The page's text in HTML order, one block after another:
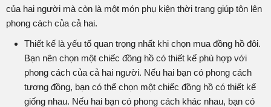
của hai người mà còn là một món phụ kiện thời trang giúp tôn lên
phong cách của cả hai.
Thiết kế là yếu tố quan trọng nhất khi chọn mua đồng hồ đôi.
Bạn nên chọn một chiếc đồng hồ có thiết kế phù hợp với
phong cách của cả hai người. Nếu hai bạn có phong cách
tương đồng, bạn có thể chọn một chiếc đồng hồ có thiết kế
giống nhau. Nếu hai bạn có phong cách khác nhau, bạn có